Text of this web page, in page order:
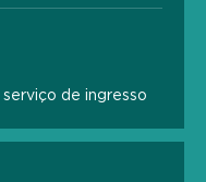
de ingresso